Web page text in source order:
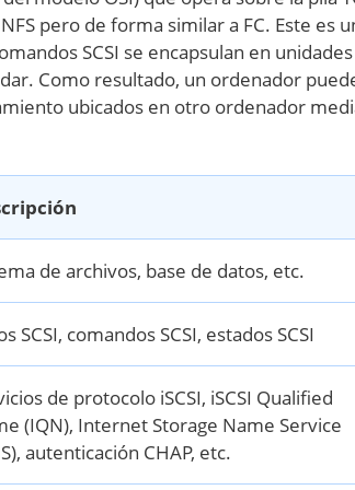
pero de forma similar a FC. Este es
SCSI se encapsulan en
Como resultado, un ordenador
ubicados en otro ordenador
de archivos, base de datos, etc.
SCSI, comandos SCSI, estados SCSI
de protocolo iSCSI, iSCSI Qualified
(IQN), Internet Storage Name Service
autenticación CHAP, etc.